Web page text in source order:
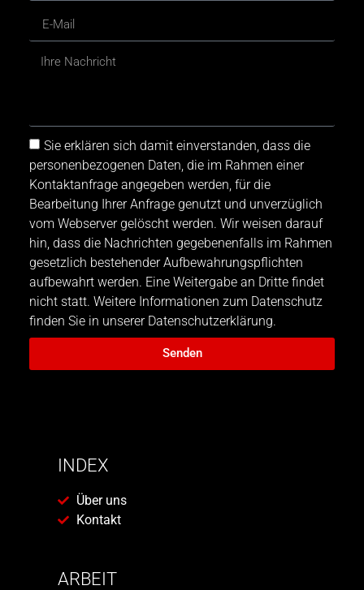
Sie erklären sich damit einverstanden, dass die
personenbezogenen Daten, die im Rahmen einer
Kontaktanfrage angegeben werden, für die
Bearbeitung Ihrer Anfrage genutzt und unverzüglich
vom Webserver gelöscht werden. Wir weisen darauf
hin, dass die Nachrichten gegebenenfalls im Rahmen
gesetzlich bestehender Aufbewahrungspflichten
aufbewahrt werden. Eine Weitergabe an Dritte findet
nicht statt. Weitere Informationen zum Datenschutz
finden Sie in unserer Datenschutzerklärung.
Senden
INDEX
Über uns
Kontakt
ARBEIT